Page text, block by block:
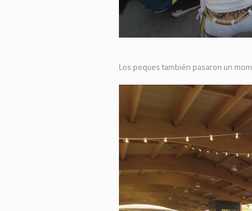
Los peques también pasaron un